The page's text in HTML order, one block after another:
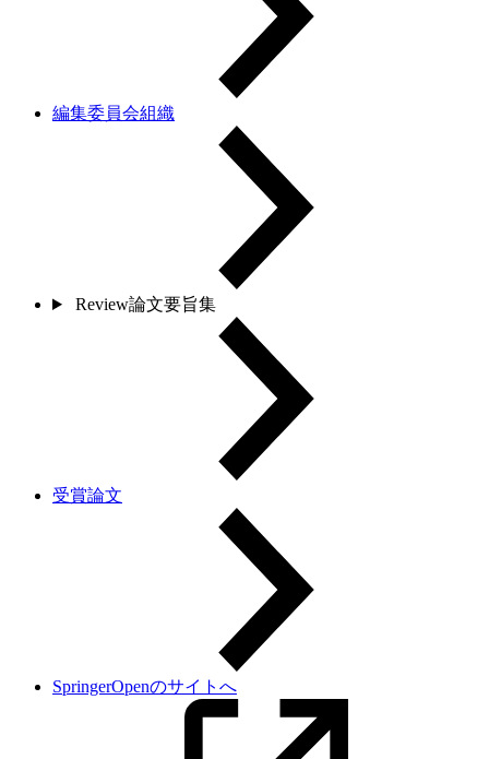
編集委員会組織
Review論文要旨集
受賞論文
SpringerOpenのサイトへ